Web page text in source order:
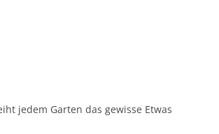
jedem Garten das gewisse Etwas